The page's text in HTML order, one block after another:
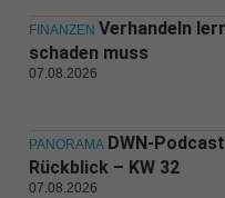
FINANZEN Verhandeln
schaden muss
07.08.2026
PANORAMA DWN-
Rückblick – KW 32
07.08.2026